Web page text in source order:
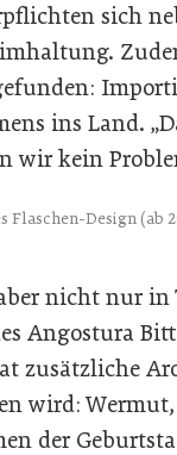
sich
ins Land.
wir kein
Flaschen-Design (ab
nicht nur
Angostura
zusätzliche
wird:
der